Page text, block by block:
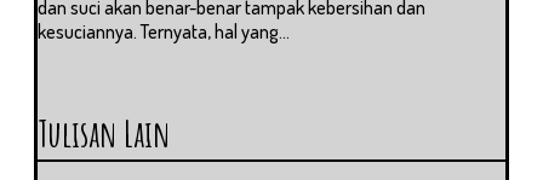
dan suci akan benar-benar tampak kebersihan dan
kesuciannya. Ternyata, hal yang...
Tulisan Lain